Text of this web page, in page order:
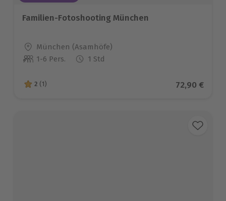
Familien-Fotoshooting München
Standort
München (Asamhöfe)
Anzahl der Teilnehmer
1-6 Pers. 1 Std
2 von 5 Sternen basierend auf 1 Bewertungen
2 (1) Aktueller
72,90 €